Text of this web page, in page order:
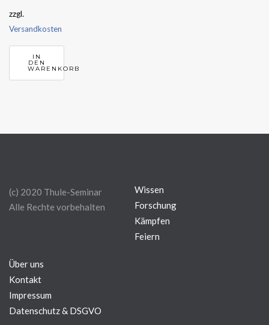
zzgl.
Versandkosten
IN
DEN
WARENKORB
(c) 2020 Thule-Seminar
Alle Rechte vorbehalten
Wissen
Forschung
Kämpfen
Feiern
Über uns
Kontakt
Impressum
Datenschutz & DSGVO